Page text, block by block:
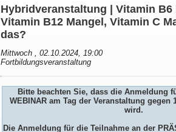
Hybridveranstaltung | Vitamin B6
Vitamin B12 Mangel, Vitamin C
das?
Mittwoch , 02.10.2024, 19:00
Fortbildungsveranstaltung
Bitte beachten Sie, dass die Anmeldung
WEBINAR am Tag der Veranstaltung gegen
wird.
Die Anmeldung für die Teilnahme an der